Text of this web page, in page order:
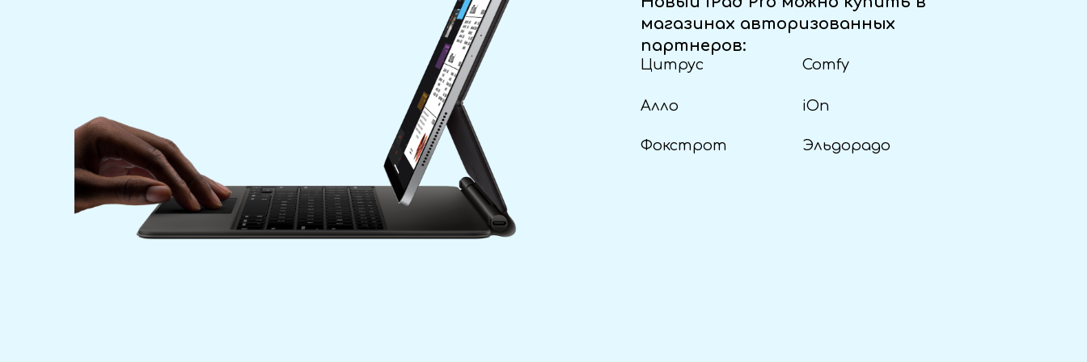
магазинах авторизованных
партнеров:
Цитрус
Алло
Фокстрот Эльдорадо
Comfy
iOn